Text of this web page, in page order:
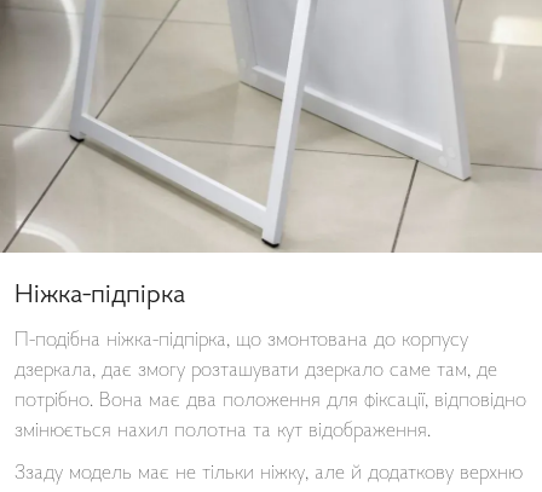
Ніжка-підпірка
П-подібна ніжка-підпірка, що змонтована до корпусу
дзеркала, дає змогу розташувати дзеркало саме там, де
потрібно. Вона має два положення для фіксації, відповідно
змінюється нахил полотна та кут відображення.
Ззаду модель має не тільки ніжку, але й додаткову верхню